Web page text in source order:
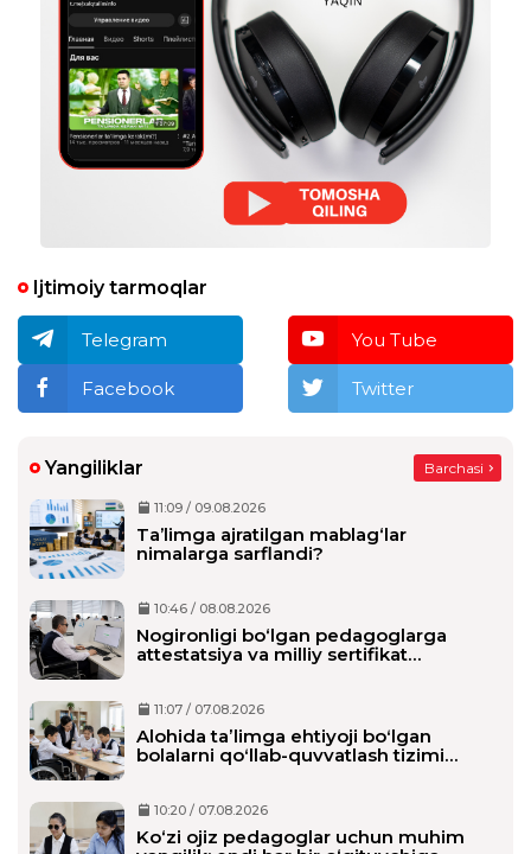
Ijtimoiy tarmoqlar
Telegram You Tube
Facebook Twitter
Yangiliklar Barchasi
11:09 / 09.08.2026
Ta’limga ajratilgan mablag‘lar
nimalarga sarflandi?
10:46 / 08.08.2026
Nogironligi bo‘lgan pedagoglarga
attestatsiya va milliy sertifikat
11:07 / 07.08.2026
Alohida taʼlimga ehtiyoji boʻlgan
bolalarni qoʻllab-quvvatlash tizimi
10:20 / 07.08.2026
Ko‘zi ojiz pedagoglar uchun muhim